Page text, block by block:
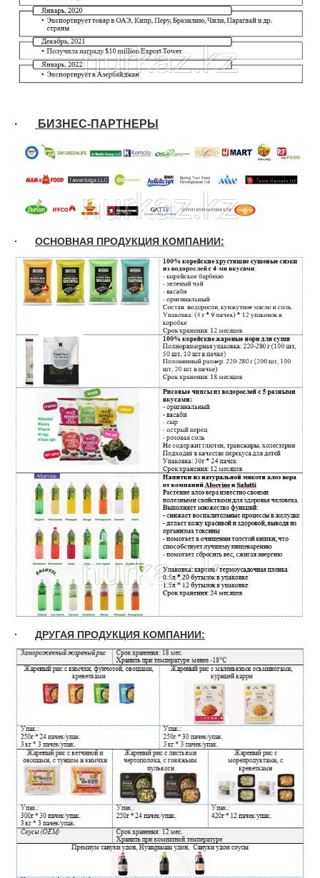
· БИЗНЕС-ПАРТНЕРЫ
· ОСНОВНАЯ ПРОДУКЦИЯ КОМПАНИИ:
· ДРУГАЯ ПРОДУКЦИЯ КОМПАНИИ: